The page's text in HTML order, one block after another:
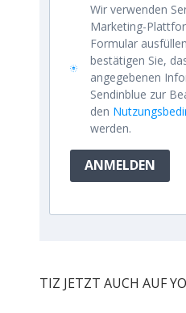
Wir verwenden
Marketing-
Formular
bestätigen Sie,
angegebenen
Sendinblue zur
den
werden.
ANMELDEN
TIZ JETZT AUCH AUF